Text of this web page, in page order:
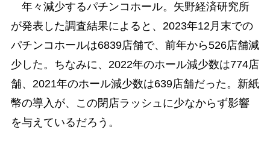
年々減少するパチンコホール。矢野経済研究所
が発表した調査結果によると、2023年12月末での
パチンコホールは6839店舗で、前年から526店舗減
少した。ちなみに、2022年のホール減少数は774店
舗、2021年のホール減少数は639店舗だった。新紙
幣の導入が、この閉店ラッシュに少なからず影響
を与えているだろう。